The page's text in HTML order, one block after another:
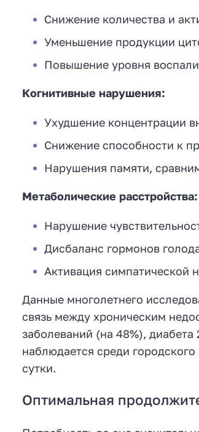
Снижение количества и
Уменьшение продукции
Повышение уровня
Когнитивные нарушения:
Ухудшение концентрации
Снижение способности к
Нарушения памяти,
Метаболические расстройства:
Нарушение
Дисбаланс гормонов
Активация симпатической
Данные многолетнего
связь между хроническим
заболеваний (на 48%),
наблюдается среди
сутки.
Оптимальная